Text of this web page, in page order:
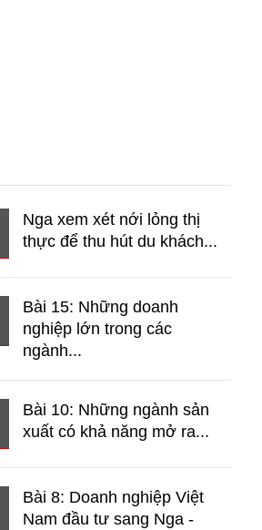
Nga xem xét nới lỏng thị
thực để thu hút du khách...
Bài 15: Những doanh
nghiệp lớn trong các
ngành...
Bài 10: Những ngành sản
xuất có khả năng mở ra...
Bài 8: Doanh nghiệp Việt
Nam đầu tư sang Nga -